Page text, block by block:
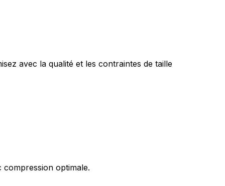
avec la qualité et les contraintes de taille
optimale.